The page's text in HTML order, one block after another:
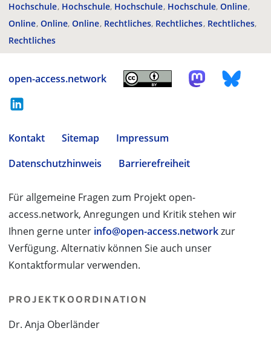
Hochschule Hochschule Hochschule Hochschule Online
Online Online Online Rechtliches Rechtliches Rechtliches
Rechtliches
open-access.network
Kontakt Sitemap
Impressum
Datenschutzhinweis
Barrierefreiheit
Für allgemeine Fragen zum Projekt open-
access.network, Anregungen und Kritik stehen wir
Ihnen gerne unter info@open-access.networkzur
Verfügung. Alternativ können Sie auch unser
Kontaktformular verwenden.
PROJEKTKOORDINATION
Dr. Anja Oberländer